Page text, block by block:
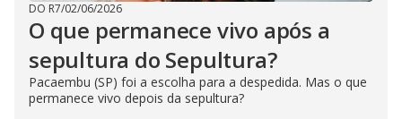
DO R7/02/06/2026
O que permanece vivo após a
sepultura do Sepultura?
Pacaembu (SP) foi a escolha para a despedida. Mas o que
permanece vivo depois da sepultura?